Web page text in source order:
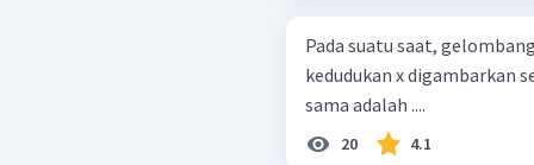
Pada suatu saat,
kedudukan x digambarkan sebagai
sama adalah ....
20 4.1